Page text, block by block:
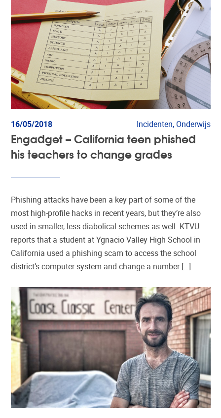
16/05/2018 Incidenten, Onderwijs
Engadget – California teen phished
his teachers to change grades
Phishing attacks have been a key part of some of the
most high-profile hacks in recent years, but they’re also
used in smaller, less diabolical schemes as well. KTVU
reports that a student at Ygnacio Valley High School in
California used a phishing scam to access the school
district’s computer system and change a number […]